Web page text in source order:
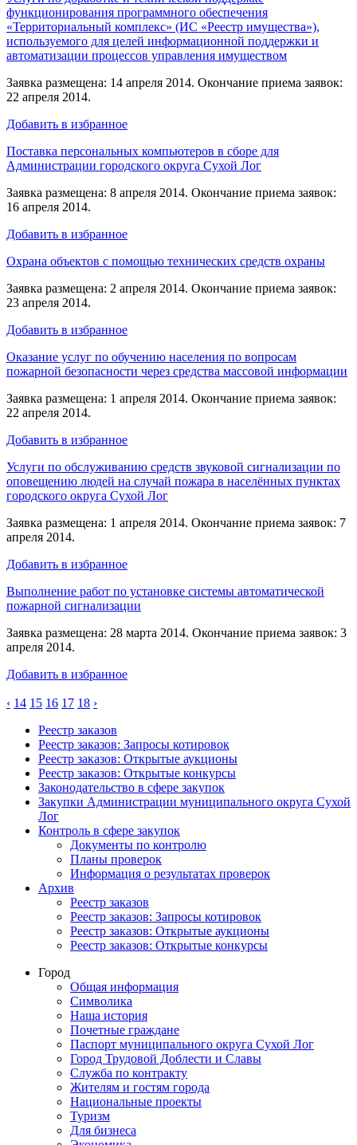
функционирования программного обеспечения
«Территориальный комплекс» (ИС «Реестр имущества»),
используемого для целей информационной поддержки и
автоматизации процессов управления имуществом
Заявка размещена: 14 апреля 2014. Окончание приема заявок:
22 апреля 2014.
Добавить в избранное
Поставка персональных компьютеров в сборе для
Администрации городского округа Сухой Лог
Заявка размещена: 8 апреля 2014. Окончание приема заявок:
16 апреля 2014.
Добавить в избранное
Охрана объектов с помощью технических средств охраны
Заявка размещена: 2 апреля 2014. Окончание приема заявок:
23 апреля 2014.
Добавить в избранное
Оказание услуг по обучению населения по вопросам
пожарной безопасности через средства массовой информации
Заявка размещена: 1 апреля 2014. Окончание приема заявок:
22 апреля 2014.
Добавить в избранное
Услуги по обслуживанию средств звуковой сигнализации по
оповещению людей на случай пожара в населённых пунктах
городского округа Сухой Лог
Заявка размещена: 1 апреля 2014. Окончание приема заявок: 7
апреля 2014.
Добавить в избранное
Выполнение работ по установке системы автоматической
пожарной сигнализации
Заявка размещена: 28 марта 2014. Окончание приема заявок: 3
апреля 2014.
Добавить в избранное
‹ 14 15 16 17 18 ›
Реестр заказов
Реестр заказов: Запросы котировок
Реестр заказов: Открытые аукционы
Реестр заказов: Открытые конкурсы
Законодательство в сфере закупок
Закупки Администрации муниципального округа Сухой
Лог
Контроль в сфере закупок
Документы по контролю
Планы проверок
Информация о результатах проверок
Архив
Реестр заказов
Реестр заказов: Запросы котировок
Реестр заказов: Открытые аукционы
Реестр заказов: Открытые конкурсы
Город
Общая информация
Символика
Наша история
Почетные граждане
Паспорт муниципального округа Сухой Лог
Город Трудовой Доблести и Славы
Служба по контракту
Жителям и гостям города
Национальные проекты
Туризм
Для бизнеса